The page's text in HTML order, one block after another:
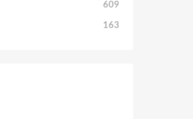
609
163